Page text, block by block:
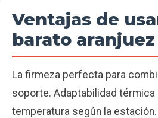
Ventajas de
barato
La firmeza perfecta para
soporte. Adaptabilidad térmica
temperatura según la